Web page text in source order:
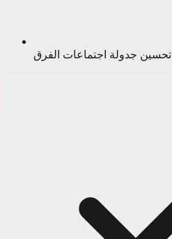
تحسين جدولة اجتماعات الفرق